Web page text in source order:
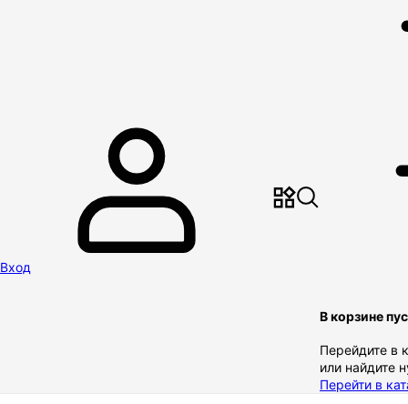
Вход
В корзине
Перейдите в
или найдите
Перейти в